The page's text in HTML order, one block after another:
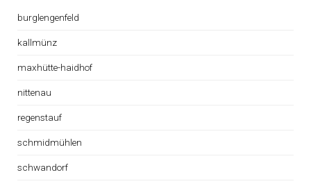
burglengenfeld
kallmünz
maxhütte-haidhof
nittenau
regenstauf
schmidmühlen
schwandorf